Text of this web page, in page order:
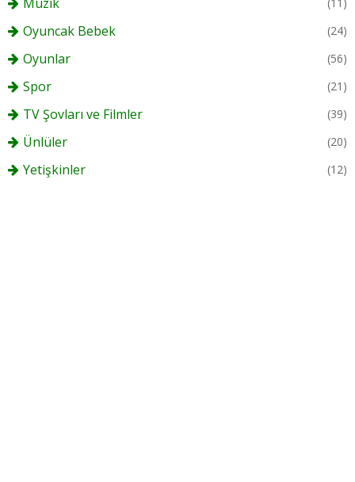
Oyuncak Bebek (24)
Oyunlar (56)
Spor (21)
TV Şovları ve Filmler (39)
Ünlüler (20)
Yetişkinler (12)